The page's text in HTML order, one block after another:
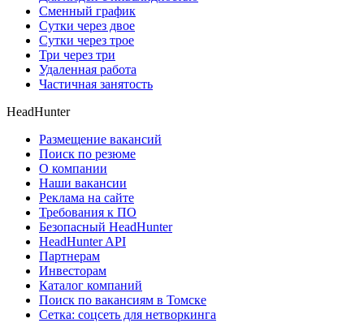
Сменный график
Сутки через двое
Сутки через трое
Три через три
Удаленная работа
Частичная занятость
HeadHunter
Размещение вакансий
Поиск по резюме
О компании
Наши вакансии
Реклама на сайте
Требования к ПО
Безопасный HeadHunter
HeadHunter API
Партнерам
Инвесторам
Каталог компаний
Поиск по вакансиям в Томске
Сетка: соцсеть для нетворкинга